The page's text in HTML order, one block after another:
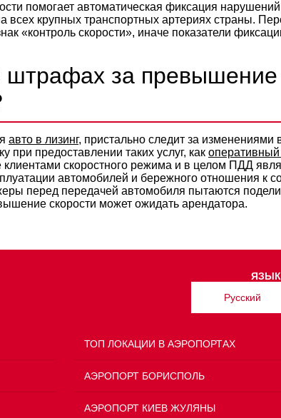
помогает автоматическая фиксация
всех крупных транспортных артериях страны.
«контроль скорости», иначе показатели
штрафах за превышение
авто в лизинг, пристально следит за изменениями
при предоставлении таких услуг, как оперативный
клиентами скоростного режима и в целом ПДД
автомобилей и бережного отношения к
перед передачей автомобиля пытаются
скорости может ожидать арендатора.
ЯЗЫК
Русский
ТОП ЛОКАЦИИ В АЭРОПОРТАХ
АЭРОПОРТ БОРИСПОЛЬ
АЭРОПОРТ КИЕВ ЖУЛЯНЫ